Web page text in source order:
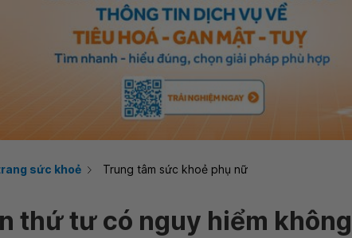
sức khoẻ Trung tâm sức khoẻ phụ nữ
thứ tư có nguy hiểm